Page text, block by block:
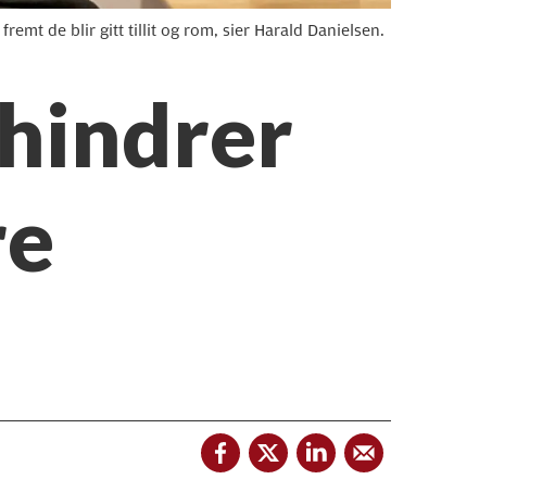
de blir gitt tillit og rom, sier Harald Danielsen.